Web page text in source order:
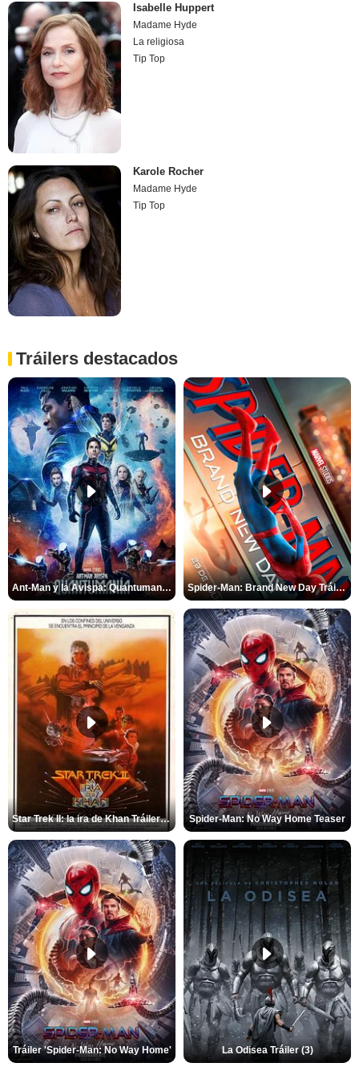
Isabelle Huppert
Madame Hyde
La religiosa
Tip Top
Karole Rocher
Madame Hyde
Tip Top
Tráilers destacados
Ant-Man y la Avispa: Quantumanía Tráiler (2) Spider-Man: Brand New Day Tráiler (3)
Star Trek II: la ira de Khan Tráiler VO Spider-Man: No Way Home Teaser
Tráiler 'Spider-Man: No Way Home' La Odisea Tráiler (3)